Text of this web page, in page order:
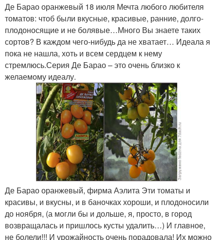
Де Барао оранжевый 18 июля Мечта любого любителя
томатов: чтоб были вкусные, красивые, ранние, долго-
плодоносящие и не болявые…Много Вы знаете таких
сортов? В каждом чего-нибудь да не хватает… Идеала я
пока не нашла, хоть и всем сердцем к нему
стремлюсь.Серия Де Барао – это очень близко к
желаемому идеалу.
Де Барао оранжевый, фирма Аэлита Эти томаты и
красивы, и вкусны, и в баночках хороши, и плодоносили
до ноября, (а могли бы и дольше, я, просто, в город
возвращалась и пришлось кусты удалить…) И главное,
не болели!!! И урожайность очень порадовала! Их можно